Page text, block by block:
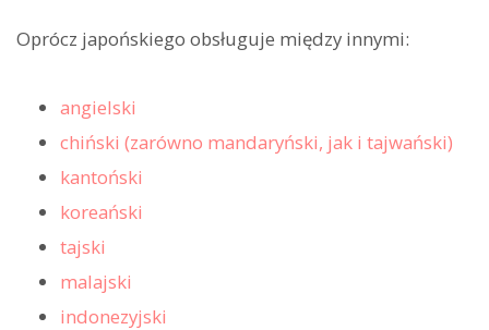
Oprócz japońskiego obsługuje między innymi:
angielski
chiński (zarówno mandaryński, jak i tajwański)
kantoński
koreański
tajski
malajski
indonezyjski